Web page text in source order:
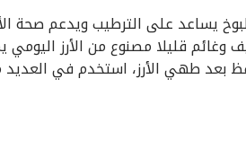
يساعد على الترطيب ويدعم صحة
قليلا مصنوع من الأرز اليومي
بعد طهي الأرز، استخدم في العديد